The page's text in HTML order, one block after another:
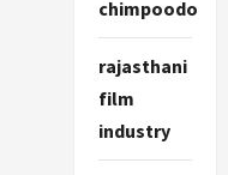
chimpoodo
rajasthani
film
industry